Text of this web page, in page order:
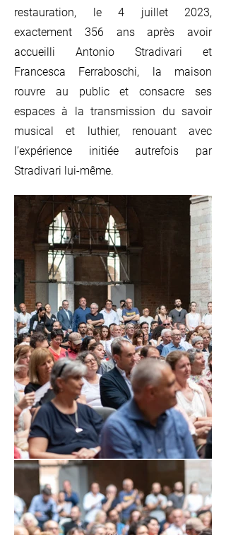
restauration, le 4 juillet 2023,
exactement 356 ans après avoir
accueilli Antonio Stradivari et
Francesca Ferraboschi, la maison
rouvre au public et consacre ses
espaces à la transmission du savoir
musical et luthier, renouant avec
l’expérience initiée autrefois par
Stradivari lui-même.